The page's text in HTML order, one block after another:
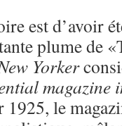
est d’avoir
plume de
Yorker
magazine
le